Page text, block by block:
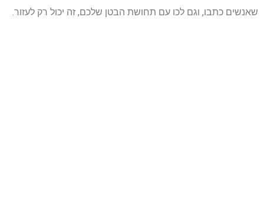
שאנשים כתבו, וגם לכו עם תחושת הבטן שלכם, זה יכול רק לעזור.